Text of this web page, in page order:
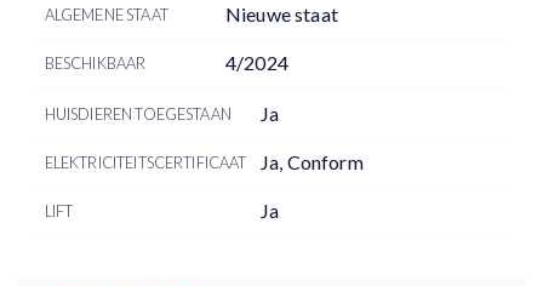
ALGEMENE STAAT Nieuwe staat
BESCHIKBAAR 4/2024
HUISDIEREN TOEGESTAAN Ja
ELEKTRICITEITSCERTIFICAAT Ja, Conform
LIFT Ja